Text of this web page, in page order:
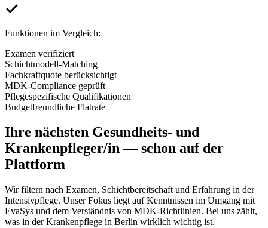
Funktionen im Vergleich:
Examen verifiziert
Schichtmodell-Matching
Fachkraftquote berücksichtigt
MDK-Compliance geprüft
Pflegespezifische Qualifikationen
Budgetfreundliche Flatrate
Ihre nächsten Gesundheits- und
Krankenpfleger/in— schon auf der
Plattform
Wir filtern nach Examen, Schichtbereitschaft und Erfahrung in der
Intensivpflege. Unser Fokus liegt auf Kenntnissen im Umgang mit
EvaSys und dem Verständnis von MDK-Richtlinien. Bei uns zählt,
was in der Krankenpflege in Berlin wirklich wichtig ist.